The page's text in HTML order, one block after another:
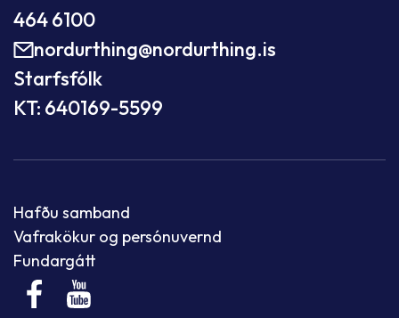
464 6100
nordurthing@nordurthing.is
Starfsfólk
KT: 640169-5599
Hafðu samband
Vafrakökur og persónuvernd
Fundargátt